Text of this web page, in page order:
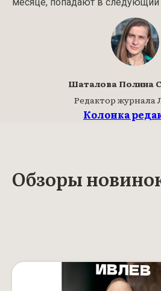
месяце, попадают в
Шаталова Полина
Редактор журнала
Колонка
Обзоры